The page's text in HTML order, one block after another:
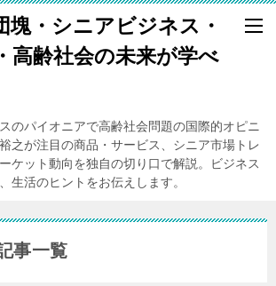
塊・シニアビジネス・
高齢社会の未来が学べ
のパイオニアで高齢社会問題の国際的オピニ
之が注目の商品・サービス、シニア市場トレ
ケット動向を独自の切り口で解説。ビジネス
生活のヒントをお伝えします。
事一覧